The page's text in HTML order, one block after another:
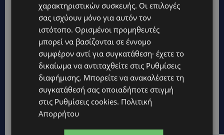
χαρακτηριστικών συσκευής. Οι επιλογές
σας ισχύουν μόνο για αυτόν τον
ιστότοπο. Ορισμένοι προμηθευτές
μπορεί να βασίζονται σε έννομο
συμφέρον αντί για συγκατάθεση· έχετε το
δικαίωμα να αντιταχθείτε στις Ρυθμίσεις
διαφήμισης. Μπορείτε να ανακαλέσετε τη
συγκατάθεσή σας οποιαδήποτε στιγμή
στις Ρυθμίσεις cookies. Πολιτική
Απορρήτου